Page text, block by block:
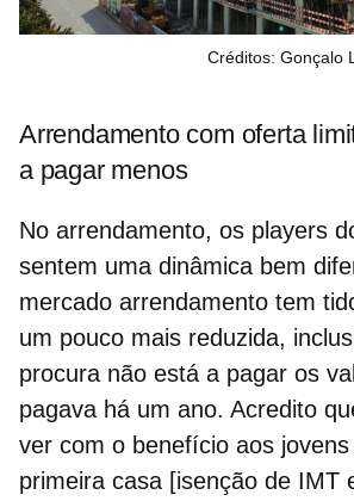
Créditos: Gonçalo
Arrendamento com oferta
a pagar menos
No arrendamento, os players
sentem uma dinâmica bem
mercado arrendamento tem
um pouco mais reduzida,
procura não está a pagar os
pagava há um ano. Acredito
ver com o benefício aos jovens
primeira casa [isenção de IMT